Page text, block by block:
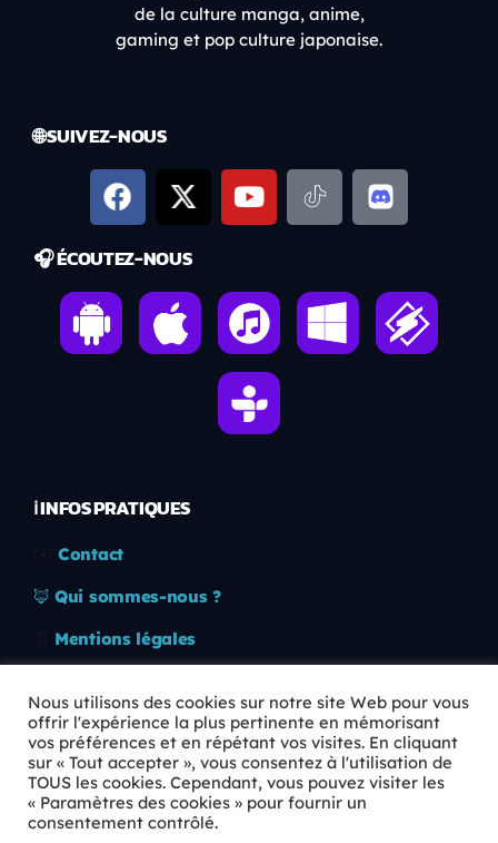
de la culture manga, anime,
gaming et pop culture japonaise.
🌐 SUIVEZ-NOUS
🎧 ÉCOUTEZ-NOUS
ℹ️ INFOS PRATIQUES
Contact
🦊 Qui sommes-nous ?
Mentions légales
🛡️ RGPD
Copyright © 2026 Animkids. Tous droits réservés.
Nous utilisons des cookies sur notre site Web pour vous
offrir l'expérience la plus pertinente en mémorisant
vos préférences et en répétant vos visites. En cliquant
sur « Tout accepter », vous consentez à l'utilisation de
TOUS les cookies. Cependant, vous pouvez visiter les
« Paramètres des cookies » pour fournir un
consentement contrôlé.